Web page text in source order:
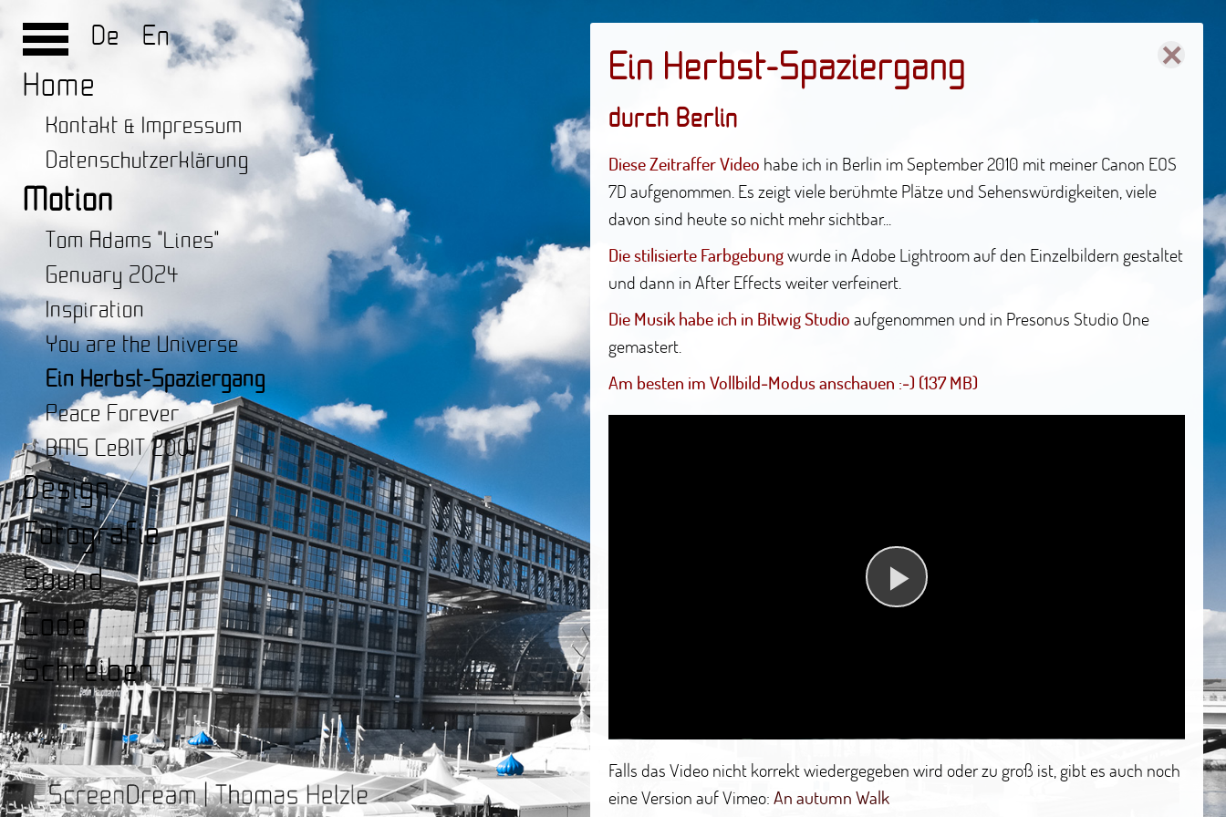
De En
Home
Kontakt & Impressum
Datenschutzerklärung
Motion
Tom Adams "Lines"
Genuary 2024
Inspiration
You are the Universe
Ein Herbst-Spaziergang
Peace Forever
BMS CeBIT 2001
Design
Fotografie
Sound
Code
Schreiben
Ein Herbst-Spaziergang
durch Berlin
Diese Zeitraffer Video habe ich in Berlin im September 2010 mit meiner Canon EOS
7D aufgenommen. Es zeigt viele berühmte Plätze und Sehenswürdigkeiten, viele
davon sind heute so nicht mehr sichtbar...
Die stilisierte Farbgebungwurde in Adobe Lightroom auf den Einzelbildern gestaltet
und dann in After Effects weiter verfeinert.
Die Musik habe ich in Bitwig Studio aufgenommen und in Presonus Studio One
gemastert.
Am besten im Vollbild-Modus anschauen :-) (137 MB)
Play
Falls das Video nicht korrekt wiedergegeben wird oder zu groß ist, gibt es auch noch
eine Version auf Vimeo: An autumn Walk
×